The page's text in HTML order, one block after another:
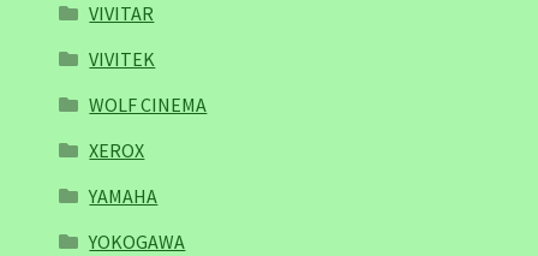
VIVITAR
VIVITEK
WOLF CINEMA
XEROX
YAMAHA
YOKOGAWA